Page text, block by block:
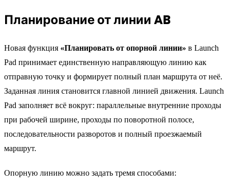
Планирование от линии AB
Новая функция «Планировать от опорной линии» в Launch
Pad принимает единственную направляющую линию как
отправную точку и формирует полный план маршрута от неё.
Заданная линия становится главной линией движения. Launch
Pad заполняет всё вокруг: параллельные внутренние проходы
при рабочей ширине, проходы по поворотной полосе,
последовательности разворотов и полный проезжаемый
маршрут.
Опорную линию можно задать тремя способами: